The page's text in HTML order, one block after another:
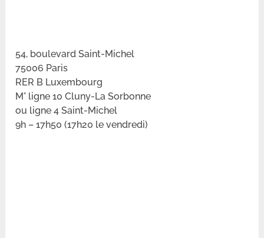
54, boulevard Saint-Michel
75006 Paris
RER B Luxembourg
M° ligne 10 Cluny-La Sorbonne
ou ligne 4 Saint-Michel
9h – 17h50 (17h20 le vendredi)